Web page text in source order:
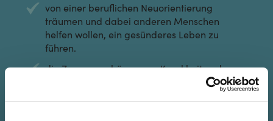
von einer beruflichen Neuorientierung
träumen und dabei anderen Menschen
helfen wollen, ein gesünderes Leben zu
führen.
die Zusammenhänge von Krankheit und
Gesundheit tiefgreifend verstehen möchten,
um präventiv und ganzheitlich zu handeln.